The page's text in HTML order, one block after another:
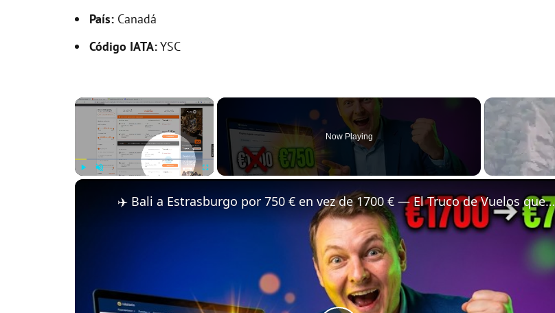
País: Canadá
Código IATA:YSC
×
Fullscreen
Now Playing
✈️ Bali a Estrasburgo por 750 € en vez de 1700 € — El Truco de Vuelos que Ocultan las Comparadoras 🤯